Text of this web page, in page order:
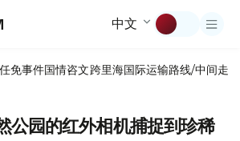
中文
免事件国情咨文跨里海国际运输路线/中间走廊
公园的红外相机捕捉到珍稀